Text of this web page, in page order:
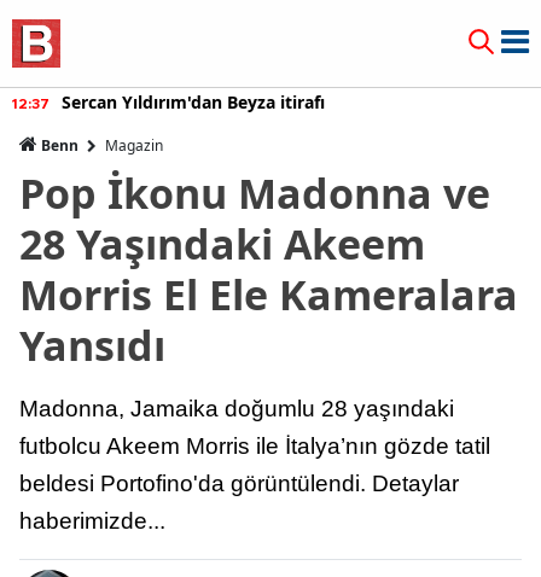
12:37 Sercan Yıldırım'dan Beyza itirafı
Benn Magazin
Pop İkonu Madonna ve
28 Yaşındaki Akeem
Morris El Ele Kameralara
Yansıdı
Madonna, Jamaika doğumlu 28 yaşındaki
futbolcu Akeem Morris ile İtalya’nın gözde tatil
beldesi Portofino'da görüntülendi. Detaylar
haberimizde...